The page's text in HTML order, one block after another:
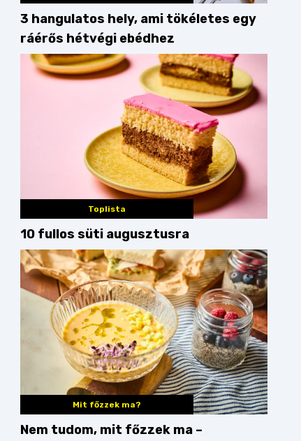
3 hangulatos hely, ami tökéletes egy
ráérős hétvégi ebédhez
Toplista
10 fullos süti augusztusra
Mit főzzek ma?
Nem tudom, mit főzzek ma –